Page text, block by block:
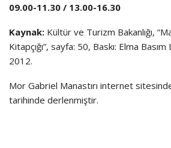
09.00-11.30 / 13.00-16.30
Kaynak: Kültür ve Turizm Bakanlığı,
Kitapçığı”, sayfa: 50, Baskı: Elma
2012.
Mor Gabriel Manastırı internet
tarihinde derlenmiştir.